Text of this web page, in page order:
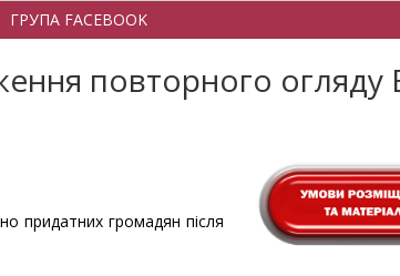
ГРУПА FACEBOOK
повторного огляду
придатних громадян після